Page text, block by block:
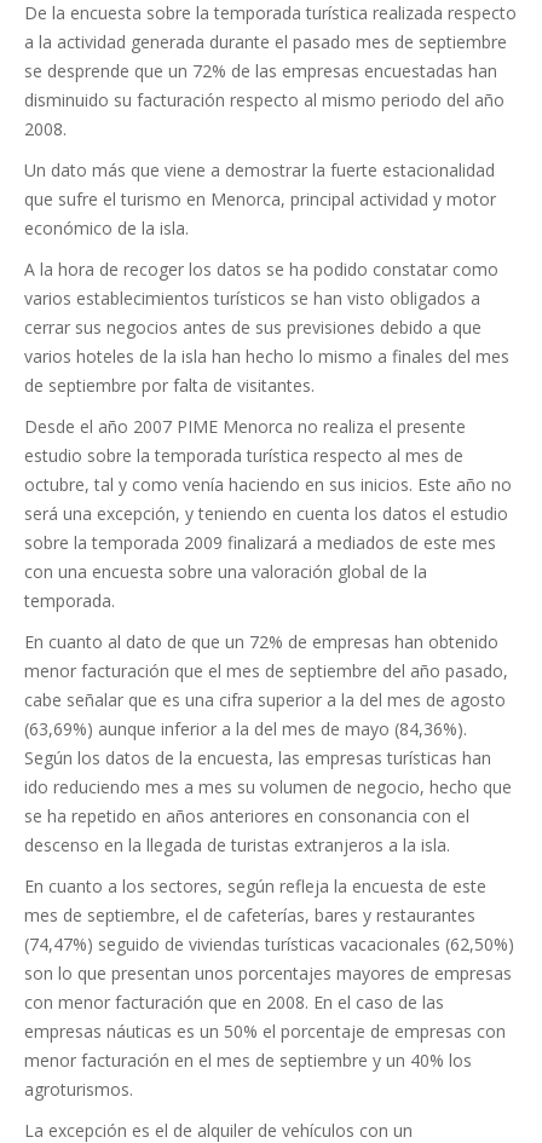
De la encuesta sobre la temporada turística realizada respecto
a la actividad generada durante el pasado mes de septiembre
se desprende que un 72% de las empresas encuestadas han
disminuido su facturación respecto al mismo periodo del año
2008.
Un dato más que viene a demostrar la fuerte estacionalidad
que sufre el turismo en Menorca, principal actividad y motor
económico de la isla.
A la hora de recoger los datos se ha podido constatar como
varios establecimientos turísticos se han visto obligados a
cerrar sus negocios antes de sus previsiones debido a que
varios hoteles de la isla han hecho lo mismo a finales del mes
de septiembre por falta de visitantes.
Desde el año 2007 PIME Menorca no realiza el presente
estudio sobre la temporada turística respecto al mes de
octubre, tal y como venía haciendo en sus inicios. Este año no
será una excepción, y teniendo en cuenta los datos el estudio
sobre la temporada 2009 finalizará a mediados de este mes
con una encuesta sobre una valoración global de la
temporada.
En cuanto al dato de que un 72% de empresas han obtenido
menor facturación que el mes de septiembre del año pasado,
cabe señalar que es una cifra superior a la del mes de agosto
(63,69%) aunque inferior a la del mes de mayo (84,36%).
Según los datos de la encuesta, las empresas turísticas han
ido reduciendo mes a mes su volumen de negocio, hecho que
se ha repetido en años anteriores en consonancia con el
descenso en la llegada de turistas extranjeros a la isla.
En cuanto a los sectores, según refleja la encuesta de este
mes de septiembre, el de cafeterías, bares y restaurantes
(74,47%) seguido de viviendas turísticas vacacionales (62,50%)
son lo que presentan unos porcentajes mayores de empresas
con menor facturación que en 2008. En el caso de las
empresas náuticas es un 50% el porcentaje de empresas con
menor facturación en el mes de septiembre y un 40% los
agroturismos.
La excepción es el de alquiler de vehículos con un